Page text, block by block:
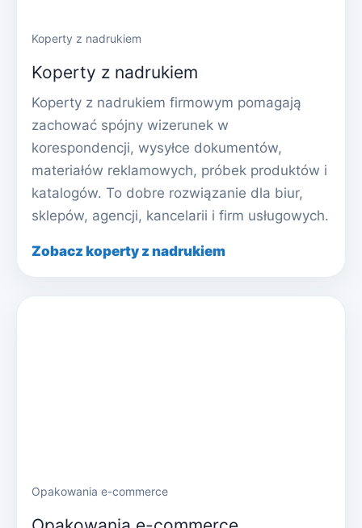
Koperty z nadrukiem
Koperty z nadrukiem
Koperty z nadrukiem firmowym pomagają
zachować spójny wizerunek w
korespondencji, wysyłce dokumentów,
materiałów reklamowych, próbek produktów i
katalogów. To dobre rozwiązanie dla biur,
sklepów, agencji, kancelarii i firm usługowych.
Zobacz koperty z nadrukiem
Opakowania e-commerce